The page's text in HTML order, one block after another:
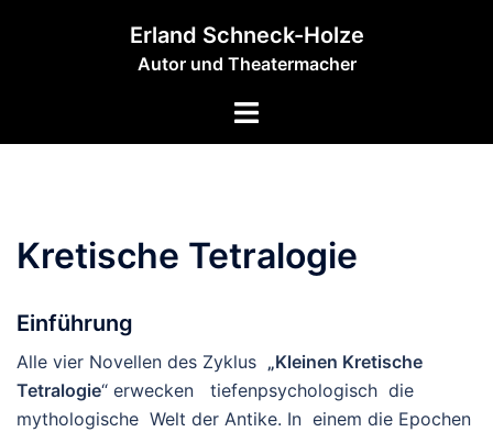
Erland Schneck-Holze
Autor und Theatermacher
Menü
Kretische Tetralogie
Einführung
Alle vier Novellen des Zyklus „Kleinen Kretische
Tetralogie“ erwecken tiefenpsychologisch die
mythologische Welt der Antike. In einem die Epochen